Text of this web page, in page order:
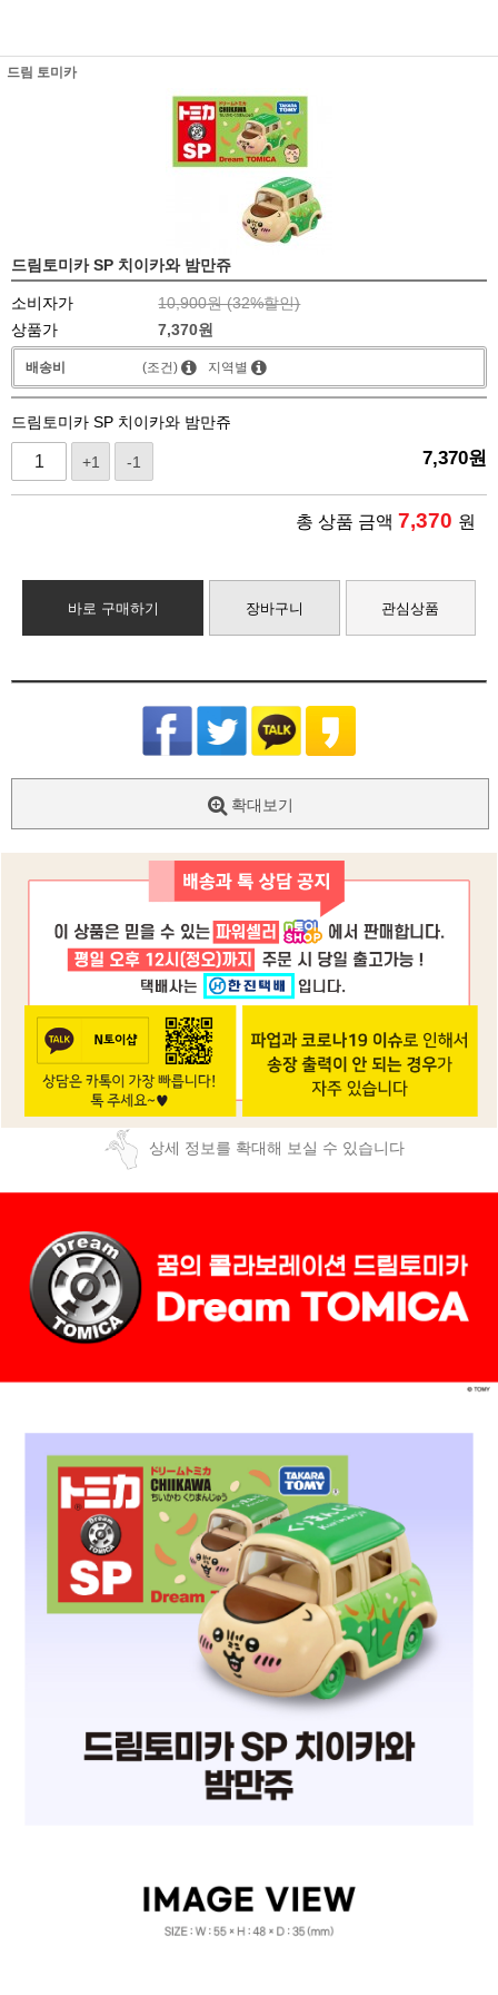
드림 토미카
드림토미카 SP 치이카와 밤만쥬
소비자가 10,900원 (32%할인)
상품가
7,370원
배송비 (조건) 지역별
드림토미카 SP 치이카와 밤만쥬
+1 -1 7,370원
총 상품 금액 7,370 원
바로 구매하기 장바구니 관심상품
확대보기
상세 정보를 확대해 보실 수 있습니다